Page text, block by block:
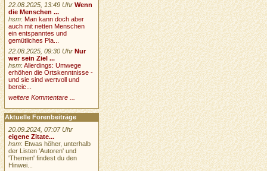
22.08.2025, 13:49 Uhr Wenn
die Menschen ...
hsm:Man kann doch aber
auch mit netten Menschen
ein entspanntes und
gemütliches Pla...
22.08.2025, 09:30 Uhr Nur
wer sein Ziel ...
hsm:Allerdings: Umwege
erhöhen die Ortskenntnisse -
und sie sind wertvoll und
bereic...
weitere Kommentare ...
Aktuelle Forenbeiträge
20.09.2024, 07:07 Uhr
eigene Zitate...
hsm: Etwas höher, unterhalb
der Listen 'Autoren' und
'Themen' findest du den
Hinwei...